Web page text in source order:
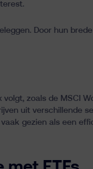
.
Door hun
zoals de MSCI
uit verschillende
gezien als een